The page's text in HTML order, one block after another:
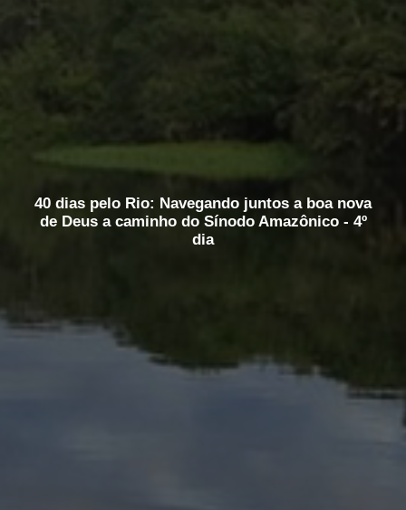
40 dias pelo Rio: Navegando juntos a boa nova
de Deus a caminho do Sínodo Amazônico - 4º
dia